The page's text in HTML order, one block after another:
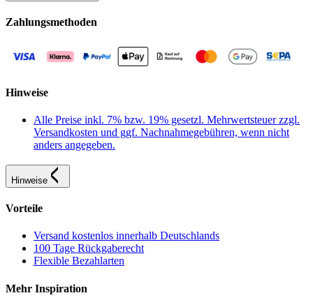
Zahlungsmethoden
Hinweise
Alle Preise inkl. 7% bzw. 19% gesetzl. Mehrwertsteuer zzgl.
Versandkosten und ggf. Nachnahmegebühren, wenn nicht
anders angegeben.
Hinweise
Vorteile
Versand kostenlos innerhalb Deutschlands
100 Tage Rückgaberecht
Flexible Bezahlarten
Mehr Inspiration